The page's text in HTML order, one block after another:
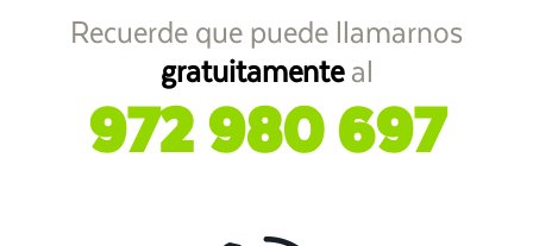
Recuerde que puede llamarnos
gratuitamenteal
972 980 697